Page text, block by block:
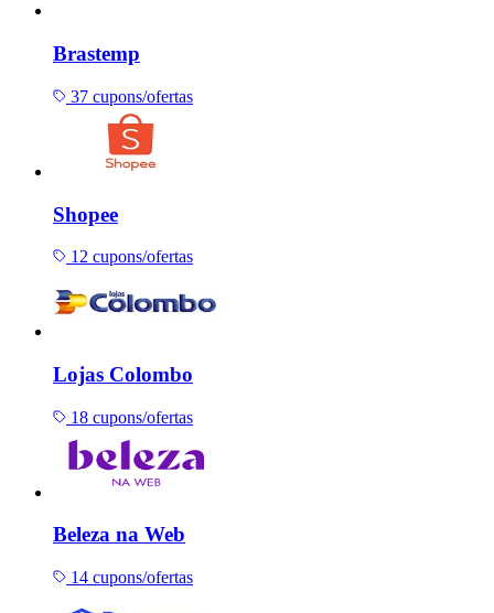
Brastemp
37 cupons/ofertas
Shopee
12 cupons/ofertas
Lojas Colombo
18 cupons/ofertas
Beleza na Web
14 cupons/ofertas